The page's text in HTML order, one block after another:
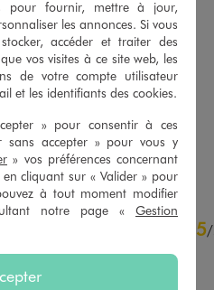
Blouse à manches courtes avec volants sur le col femme
22,99 €
AJOUTERAU PANIER
5/
pour fournir, mettre à jour,
les annonces. Si vous
accéder et traiter des
vos visites à ce site web, les
de votre compte utilisateur
et les identifiants des cookies.
» pour consentir à ces
sans accepter » pour vous y
» vos préférences concernant
cliquant sur « Valider » pour
à tout moment modifier
notre page « Gestion